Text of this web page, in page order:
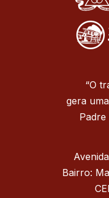
“O
gera
Padre
Bairro: